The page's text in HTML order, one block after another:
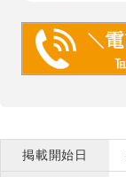
掲載開始日